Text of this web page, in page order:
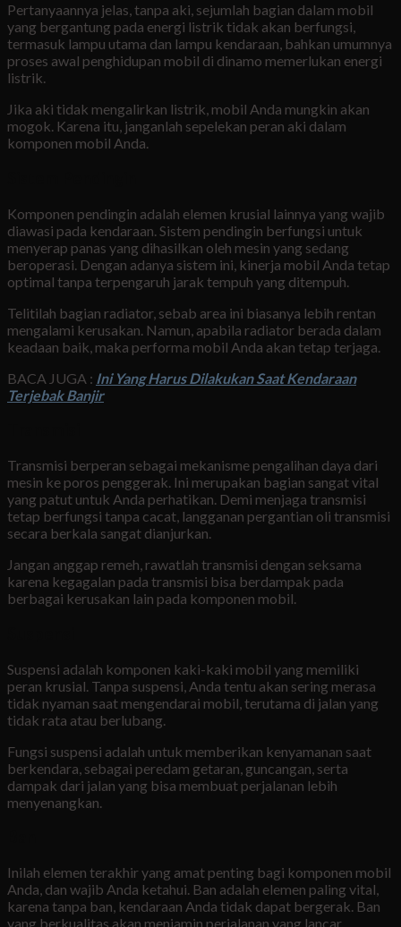
Pertanyaannya jelas, tanpa aki, sejumlah bagian dalam mobil
yang bergantung pada energi listrik tidak akan berfungsi,
termasuk lampu utama dan lampu kendaraan, bahkan umumnya
proses awal penghidupan mobil di dinamo memerlukan energi
listrik.
Jika aki tidak mengalirkan listrik, mobil Anda mungkin akan
mogok. Karena itu, janganlah sepelekan peran aki dalam
komponen mobil Anda.
Komponen pendingin adalah elemen krusial lainnya yang wajib
diawasi pada kendaraan. Sistem pendingin berfungsi untuk
menyerap panas yang dihasilkan oleh mesin yang sedang
beroperasi. Dengan adanya sistem ini, kinerja mobil Anda tetap
optimal tanpa terpengaruh jarak tempuh yang ditempuh.
Telitilah bagian radiator, sebab area ini biasanya lebih rentan
mengalami kerusakan. Namun, apabila radiator berada dalam
keadaan baik, maka performa mobil Anda akan tetap terjaga.
BACA JUGA : Ini Yang Harus Dilakukan Saat Kendaraan
Terjebak Banjir
Transmisi berperan sebagai mekanisme pengalihan daya dari
mesin ke poros penggerak. Ini merupakan bagian sangat vital
yang patut untuk Anda perhatikan. Demi menjaga transmisi
tetap berfungsi tanpa cacat, langganan pergantian oli transmisi
secara berkala sangat dianjurkan.
Jangan anggap remeh, rawatlah transmisi dengan seksama
karena kegagalan pada transmisi bisa berdampak pada
berbagai kerusakan lain pada komponen mobil.
Suspensi adalah komponen kaki-kaki mobil yang memiliki
peran krusial. Tanpa suspensi, Anda tentu akan sering merasa
tidak nyaman saat mengendarai mobil, terutama di jalan yang
tidak rata atau berlubang.
Fungsi suspensi adalah untuk memberikan kenyamanan saat
berkendara, sebagai peredam getaran, guncangan, serta
dampak dari jalan yang bisa membuat perjalanan lebih
menyenangkan.
Inilah elemen terakhir yang amat penting bagi komponen mobil
Anda, dan wajib Anda ketahui. Ban adalah elemen paling vital,
karena tanpa ban, kendaraan Anda tidak dapat bergerak. Ban
yang berkualitas akan menjamin perjalanan yang lancar.